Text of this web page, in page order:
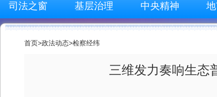
司法之窗 基层治理 中央精神
首页>政法动态>检察经纬
三维发力奏响生态